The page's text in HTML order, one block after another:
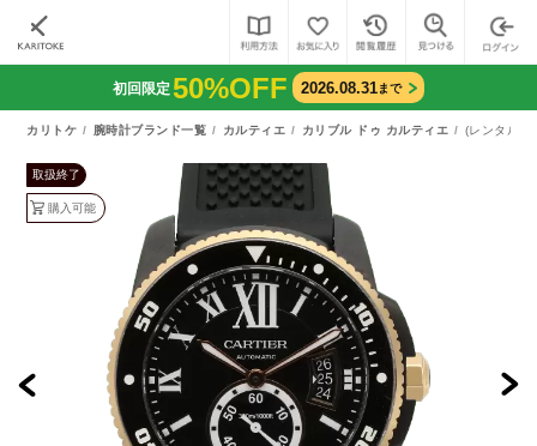
初回限定50%OFF 2026.08.31まで
カリトケ 腕時計ブランド一覧 カルティエ カリブル ドゥ カルティエ (レンタル)
取扱終了
購入可能